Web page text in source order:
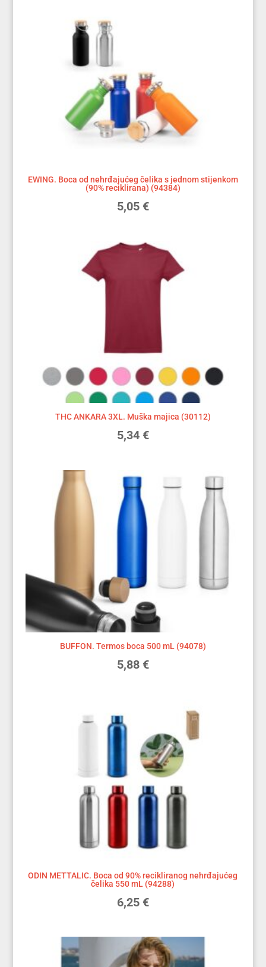
EWING. Boca od nehrđajućeg čelika s jednom stijenkom
(90% reciklirana) (94384)
5,05 €
THC ANKARA 3XL. Muška majica (30112)
5,34 €
BUFFON. Termos boca 500 mL (94078)
5,88 €
ODIN METTALIC. Boca od 90% recikliranog nehrđajućeg
čelika 550 mL (94288)
6,25 €